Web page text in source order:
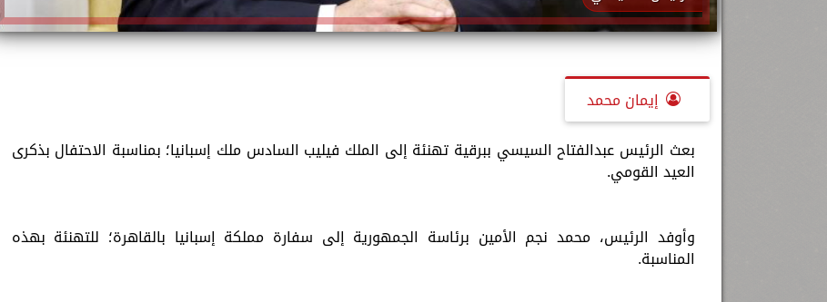
إيمان محمد
بعث الرئيس عبدالفتاح السيسي ببرقية تهنئة إلى الملك فيليب السادس ملك إسبانيا؛ بمناسبة الاحتفال بذكرى
العيد القومي.
وأوفد الرئيس، محمد نجم الأمين برئاسة الجمهورية إلى سفارة مملكة إسبانيا بالقاهرة؛ للتهنئة بهذه
المناسبة.